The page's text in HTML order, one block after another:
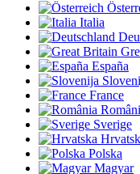
Italia
España
France
Sverige
Polska
Magyar